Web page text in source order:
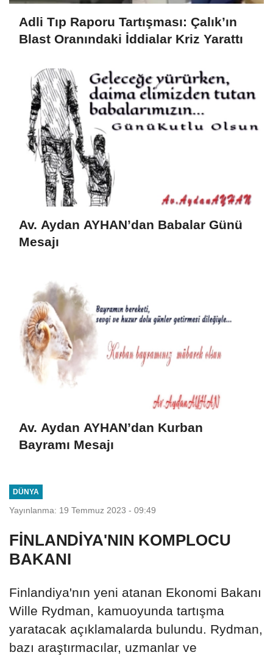
Adli Tıp Raporu Tartışması: Çalık’ın
Blast Oranındaki İddialar Kriz Yarattı
Av. Aydan AYHAN’dan Babalar Günü
Mesajı
Av. Aydan AYHAN’dan Kurban
Bayramı Mesajı
DÜNYA
Yayınlanma: 19 Temmuz 2023 - 09:49
FİNLANDİYA'NIN KOMPLOCU
BAKANI
Finlandiya'nın yeni atanan Ekonomi Bakanı
Wille Rydman, kamuoyunda tartışma
yaratacak açıklamalarda bulundu. Rydman,
bazı araştırmacılar, uzmanlar ve